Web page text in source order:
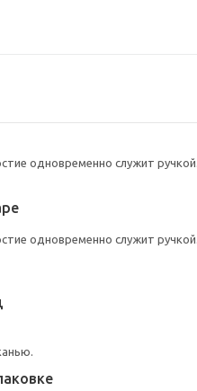
одновременно служит ручкой.
одновременно служит ручкой.